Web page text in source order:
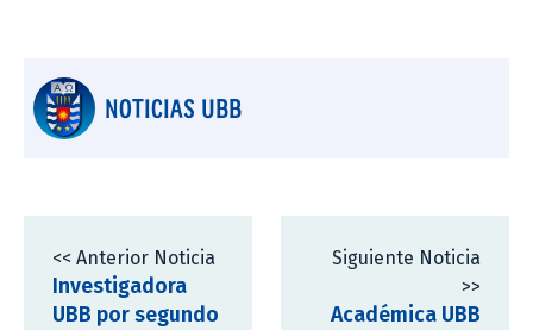
NOTICIAS UBB
<< Anterior Noticia
Investigadora
UBB por segundo
Siguiente Noticia
>>
Académica UBB